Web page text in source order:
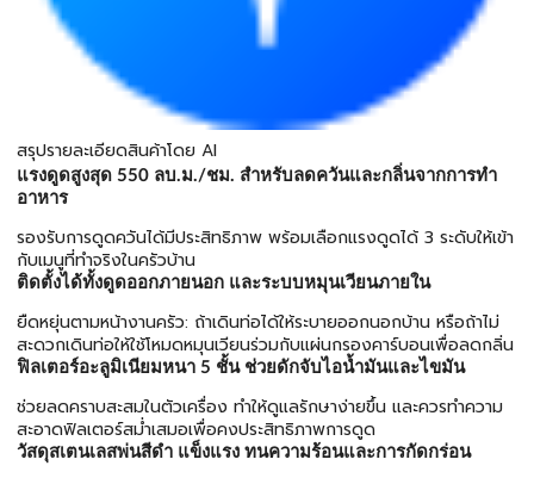
สรุปรายละเอียดสินค้าโดย AI
แรงดูดสูงสุด 550 ลบ.ม./ชม. สำหรับลดควันและกลิ่นจากการทำ
อาหาร
รองรับการดูดควันได้มีประสิทธิภาพ พร้อมเลือกแรงดูดได้ 3 ระดับให้เข้า
กับเมนูที่ทำจริงในครัวบ้าน
ติดตั้งได้ทั้งดูดออกภายนอก และระบบหมุนเวียนภายใน
ยืดหยุ่นตามหน้างานครัว: ถ้าเดินท่อได้ให้ระบายออกนอกบ้าน หรือถ้าไม่
สะดวกเดินท่อให้ใช้โหมดหมุนเวียนร่วมกับแผ่นกรองคาร์บอนเพื่อลดกลิ่น
ฟิลเตอร์อะลูมิเนียมหนา 5 ชั้น ช่วยดักจับไอน้ำมันและไขมัน
ช่วยลดคราบสะสมในตัวเครื่อง ทำให้ดูแลรักษาง่ายขึ้น และควรทำความ
สะอาดฟิลเตอร์สม่ำเสมอเพื่อคงประสิทธิภาพการดูด
วัสดุสเตนเลสพ่นสีดำ แข็งแรง ทนความร้อนและการกัดกร่อน